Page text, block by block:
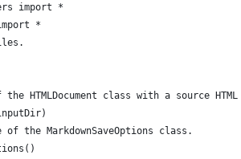
import *
*
class with a source HTML
the MarkdownSaveOptions class.